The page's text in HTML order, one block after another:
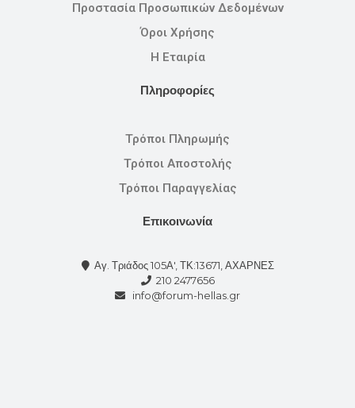
Προστασία Προσωπικών Δεδομένων
Όροι Χρήσης
Η Εταιρία
Πληροφορίες
Τρόποι Πληρωμής
Τρόποι Αποστολής
Τρόποι Παραγγελίας
Επικοινωνία
Αγ. Τριάδος 105Α', ΤΚ:13671, ΑΧΑΡΝΕΣ
210 2477656
info@forum-hellas.gr